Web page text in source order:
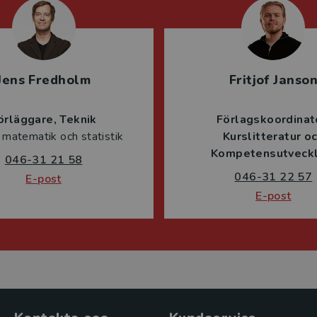
Fredholm
Teknik
matematik och statistik
046-31 21 58
E-post
Fritjof Janson
Kurslitteratur
046-31 22 57
E-post